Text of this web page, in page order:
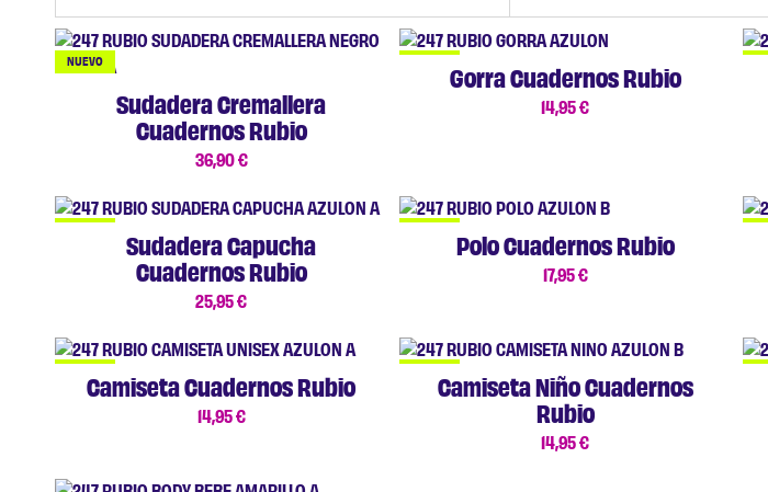
NUEVO
Sudadera Cremallera
Cuadernos Rubio
36,90 €
Gorra Cuadernos Rubio
14,95€
Sudadera Capucha
Cuadernos Rubio
25,95€
Polo Cuadernos Rubio
17,95 €
Camiseta Cuadernos Rubio
14,95 €
Camiseta Niño Cuadernos
Rubio
14,95€